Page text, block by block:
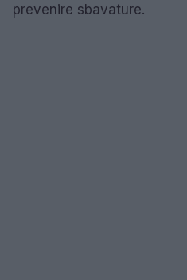
prevenire sbavature.